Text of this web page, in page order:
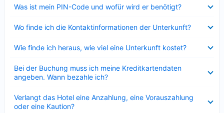
Was ist mein PIN-Code und wofür wird er benötigt?
Wo finde ich die Kontaktinformationen der Unterkunft?
Wie finde ich heraus, wie viel eine Unterkunft kostet?
Bei der Buchung muss ich meine Kreditkartendaten
angeben. Wann bezahle ich?
Verlangt das Hotel eine Anzahlung, eine Vorauszahlung
oder eine Kaution?